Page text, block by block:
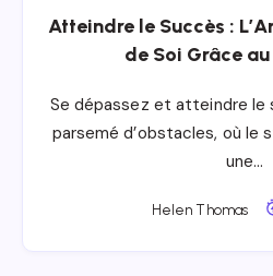
Atteindre le Succès :
de Soi Grâce
Se dépassez et atteindre le
parsemé d’obstacles, où le
une…
Helen Thomas